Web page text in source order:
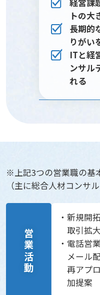
トの大
長期的
りがい
ITと経
ンサル
れる
※上記3つの営業職の基
（主に総合人材コンサ
営業活動
新規開
取引拡大
電話営
メール
再アプロ
加提案